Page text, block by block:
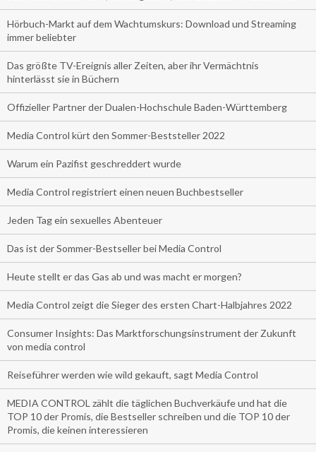
Hörbuch-Markt auf dem Wachtumskurs: Download und Streaming
immer beliebter
Das größte TV-Ereignis aller Zeiten, aber ihr Vermächtnis
hinterlässt sie in Büchern
Offizieller Partner der Dualen-Hochschule Baden-Württemberg
Media Control kürt den Sommer-Beststeller 2022
Warum ein Pazifist geschreddert wurde
Media Control registriert einen neuen Buchbestseller
Jeden Tag ein sexuelles Abenteuer
Das ist der Sommer-Bestseller bei Media Control
Heute stellt er das Gas ab und was macht er morgen?
Media Control zeigt die Sieger des ersten Chart-Halbjahres 2022
Consumer Insights: Das Marktforschungsinstrument der Zukunft
von media control
Reiseführer werden wie wild gekauft, sagt Media Control
MEDIA CONTROL zählt die täglichen Buchverkäufe und hat die
TOP 10 der Promis, die Bestseller schreiben und die TOP 10 der
Promis, die keinen interessieren